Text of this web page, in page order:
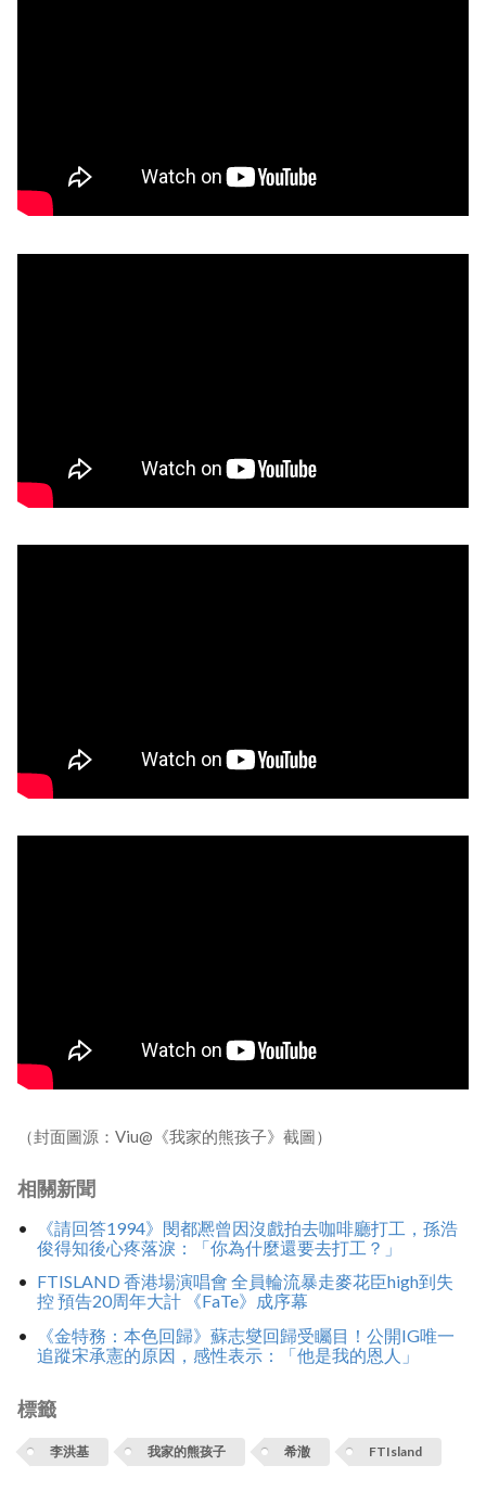
（封面圖源：Viu@《我家的熊孩子》截圖）
相關新聞
《請回答1994》閔都凞曾因沒戲拍去咖啡廳打工，孫浩
俊得知後心疼落淚：「你為什麼還要去打工？」
FTISLAND 香港場演唱會 全員輪流暴走麥花臣high到失
控 預告20周年大計 《FaTe》成序幕
《金特務：本色回歸》蘇志燮回歸受矚目！公開IG唯一
追蹤宋承憲的原因，感性表示：「他是我的恩人」
標籤
李洪基 我家的熊孩子 希澈 FTIsland